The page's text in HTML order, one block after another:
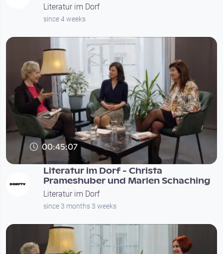
Literatur im Dorf
since 4 weeks
00:45:07
Literatur im Dorf - Christa
Prameshuber und Marlen Schaching
Literatur im Dorf
since 3 months 3 weeks